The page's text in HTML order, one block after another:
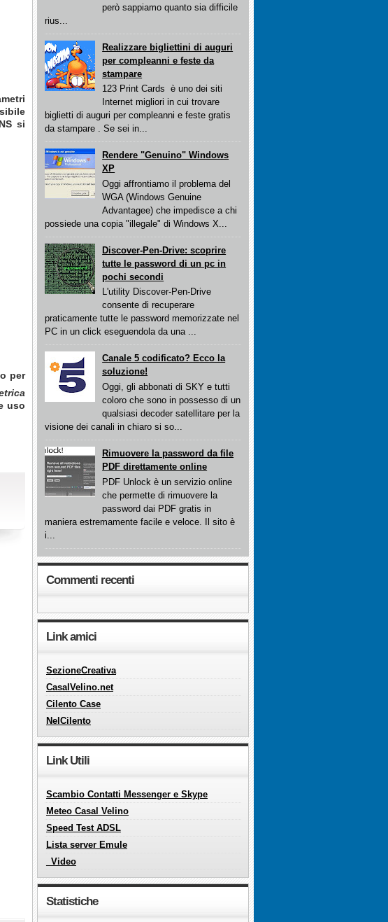
si
per
uso
però sappiamo quanto sia difficile
rius...
Realizzare bigliettini di auguri
per compleanni e feste da
stampare
123 Print Cards è uno dei siti
Internet migliori in cui trovare
biglietti di auguri per compleanni e feste gratis
da stampare . Se sei in...
Rendere "Genuino" Windows
XP
Oggi affrontiamo il problema del
WGA (Windows Genuine
Advantagee) che impedisce a chi
possiede una copia "illegale" di Windows X...
Discover-Pen-Drive: scoprire
tutte le password di un pc in
pochi secondi
L'utility Discover-Pen-Drive
consente di recuperare
praticamente tutte le password memorizzate nel
PC in un click eseguendola da una ...
Canale 5 codificato? Ecco la
soluzione!
Oggi, gli abbonati di SKY e tutti
coloro che sono in possesso di un
qualsiasi decoder satellitare per la
visione dei canali in chiaro si so...
Rimuovere la password da file
PDF direttamente online
PDF Unlock è un servizio online
che permette di rimuovere la
password dai PDF gratis in
maniera estremamente facile e veloce. Il sito è
i...
Commenti recenti
Link amici
SezioneCreativa
CasalVelino.net
Cilento Case
NelCilento
Link Utili
Scambio Contatti Messenger e Skype
Meteo Casal Velino
Speed Test ADSL
Lista server Emule
_Video
Statistiche